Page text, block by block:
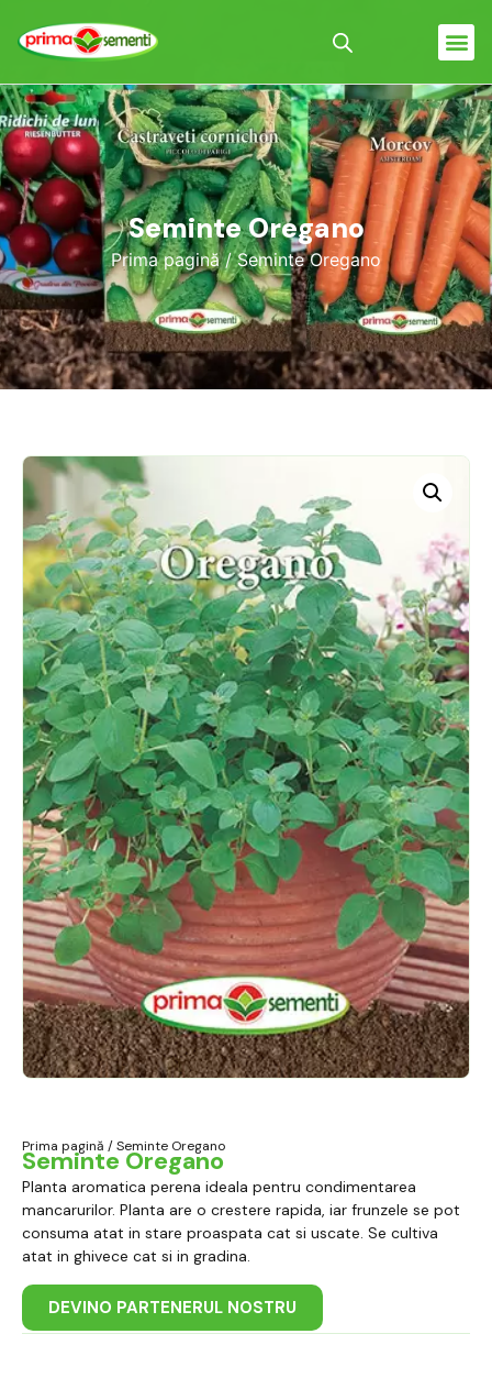
Seminte Oregano
Prima pagină/ Seminte Oregano
Prima pagină / Seminte Oregano
Seminte Oregano
Planta aromatica perena ideala pentru condimentarea
mancarurilor. Planta are o crestere rapida, iar frunzele se pot
consuma atat in stare proaspata cat si uscate. Se cultiva
atat in ghivece cat si in gradina.
DEVINO PARTENERUL NOSTRU